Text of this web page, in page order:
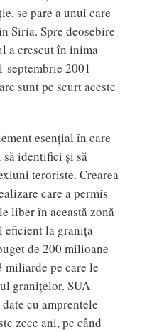
se pare a unui care
Siria. Spre deosebire
a crescut în inima
septembrie 2001
sunt pe scurt aceste
esențial în care
identifici și să
teroriste. Crearea
care a permis
liber în această zonă
eficient la granița
de 200 milioane
miliarde pe care le
granițelor. SUA
cu amprentele
zece ani, pe când